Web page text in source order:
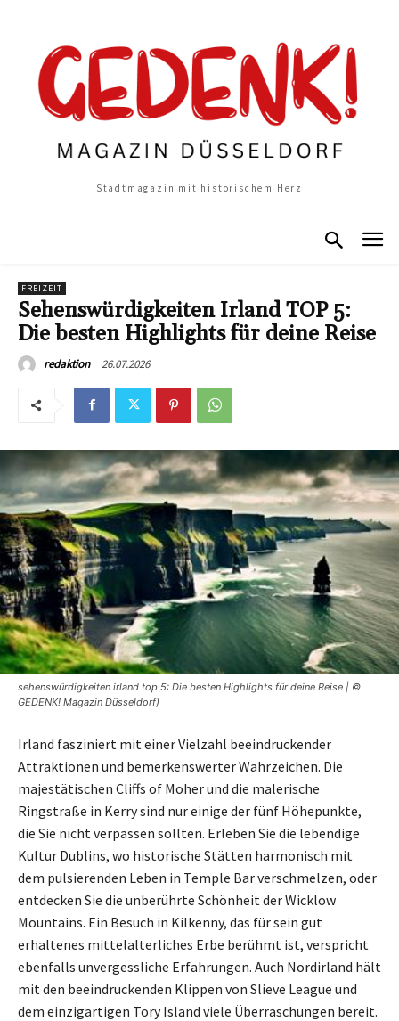
Stadtmagazin mit historischem Herz
FREIZEIT
Sehenswürdigkeiten Irland TOP 5:
Die besten Highlights für deine Reise
redaktion 26.07.2026
sehenswürdigkeiten irland top 5: Die besten Highlights für deine Reise | ©
GEDENK! Magazin Düsseldorf)
Irland fasziniert mit einer Vielzahl beeindruckender
Attraktionen und bemerkenswerter Wahrzeichen. Die
majestätischen Cliffs of Moher und die malerische
Ringstraße in Kerry sind nur einige der fünf Höhepunkte,
die Sie nicht verpassen sollten. Erleben Sie die lebendige
Kultur Dublins, wo historische Stätten harmonisch mit
dem pulsierenden Leben in Temple Bar verschmelzen, oder
entdecken Sie die unberührte Schönheit der Wicklow
Mountains. Ein Besuch in Kilkenny, das für sein gut
erhaltenes mittelalterliches Erbe berühmt ist, verspricht
ebenfalls unvergessliche Erfahrungen. Auch Nordirland hält
mit den beeindruckenden Klippen von Slieve League und
dem einzigartigen Tory Island viele Überraschungen bereit.